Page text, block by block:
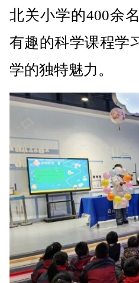
北关小学的400余
有趣的科学课程学
学的独特魅力。